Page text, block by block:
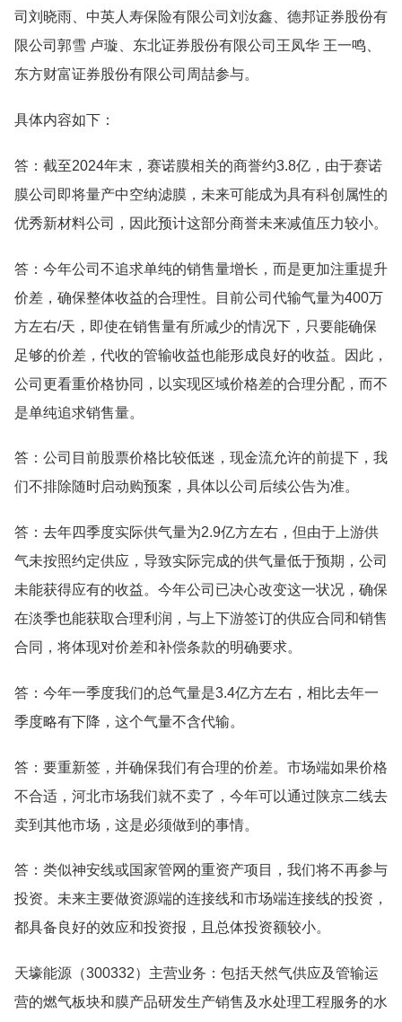
司刘晓雨、中英人寿保险有限公司刘汝鑫、德邦证券股份有
限公司郭雪 卢璇、东北证券股份有限公司王凤华 王一鸣、
东方财富证券股份有限公司周喆参与。
具体内容如下：
答：截至2024年末，赛诺膜相关的商誉约3.8亿，由于赛诺
膜公司即将量产中空纳滤膜，未来可能成为具有科创属性的
优秀新材料公司，因此预计这部分商誉未来减值压力较小。
答：今年公司不追求单纯的销售量增长，而是更加注重提升
价差，确保整体收益的合理性。目前公司代输气量为400万
方左右/天，即使在销售量有所减少的情况下，只要能确保
足够的价差，代收的管输收益也能形成良好的收益。因此，
公司更看重价格协同，以实现区域价格差的合理分配，而不
是单纯追求销售量。
答：公司目前股票价格比较低迷，现金流允许的前提下，我
们不排除随时启动购预案，具体以公司后续公告为准。
答：去年四季度实际供气量为2.9亿方左右，但由于上游供
气未按照约定供应，导致实际完成的供气量低于预期，公司
未能获得应有的收益。今年公司已决心改变这一状况，确保
在淡季也能获取合理利润，与上下游签订的供应合同和销售
合同，将体现对价差和补偿条款的明确要求。
答：今年一季度我们的总气量是3.4亿方左右，相比去年一
季度略有下降，这个气量不含代输。
答：要重新签，并确保我们有合理的价差。市场端如果价格
不合适，河北市场我们就不卖了，今年可以通过陕京二线去
卖到其他市场，这是必须做到的事情。
答：类似神安线或国家管网的重资产项目，我们将不再参与
投资。未来主要做资源端的连接线和市场端连接线的投资，
都具备良好的效应和投资报，且总体投资额较小。
天壕能源（300332）主营业务：包括天然气供应及管输运
营的燃气板块和膜产品研发生产销售及水处理工程服务的水